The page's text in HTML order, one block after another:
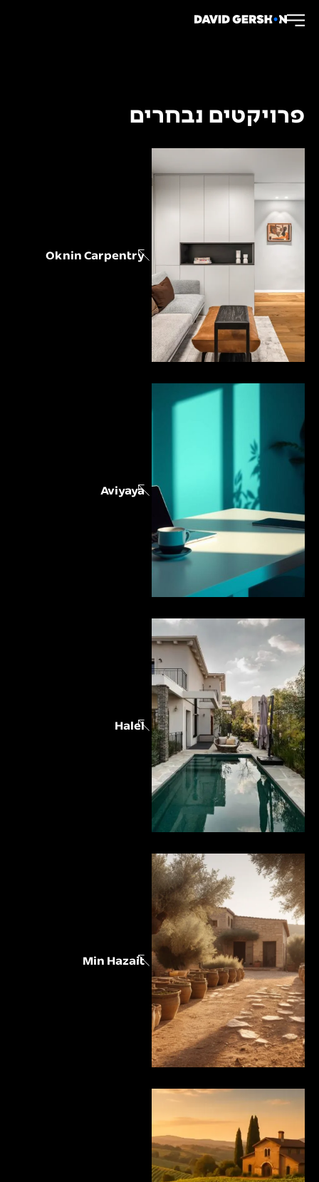
פרויקטים נבחרים
Oknin Carpentry
Aviyaya
Halel
Min Hazait